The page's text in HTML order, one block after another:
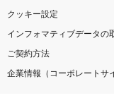
クッキー設定
インフォマティブデータの
ご契約方法
企業情報（コーポレートサ